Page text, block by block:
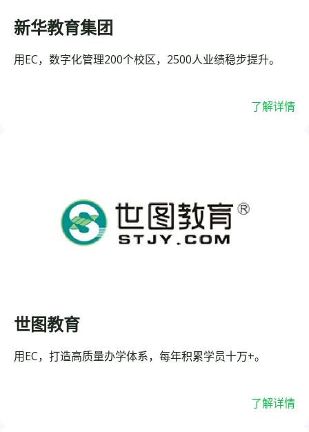
新华教育集团
用EC，数字化管理200个校区，2500人业绩稳步提升。
了解详情
世图教育
用EC，打造高质量办学体系，每年积累学员十万+。
了解详情